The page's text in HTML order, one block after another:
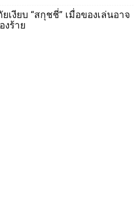
ยเงียบ “สกุชชี่” เมื่อของเล่นอาจ
งร้าย